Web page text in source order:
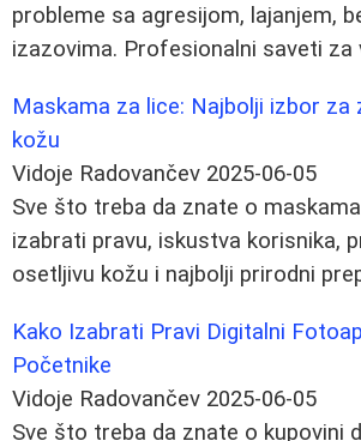
probleme sa agresijom, lajanjem,
izazovima. Profesionalni saveti za
Maskama za lice: Najbolji izbor za
kožu
Vidoje Radovančev 2025-06-05
Sve što treba da znate o
izabrati pravu, iskustva korisnika,
osetljivu kožu i najbolji prirodni
Kako Izabrati Pravi Digitalni
Početnike
Vidoje Radovančev 2025-06-05
Sve što treba da znate o kupovini